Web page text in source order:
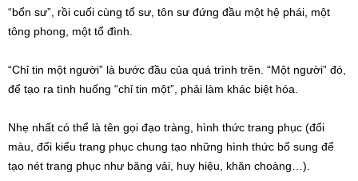
“bổn sư”, rồi cuối cùng tổ sư, tôn sư đứng đầu một hệ phái, một
tông phong, một tổ đình.
“Chỉ tin một người” là bước đầu của quá trình trên. “Một người” đó,
để tạo ra tình huống “chỉ tin một”, phải làm khác biệt hóa.
Nhẹ nhất có thể là tên gọi đạo tràng, hình thức trang phục (đổi
màu, đổi kiểu trang phục chung tạo những hình thức bổ sung để
tạo nét trang phục như băng vải, huy hiệu, khăn choàng…).